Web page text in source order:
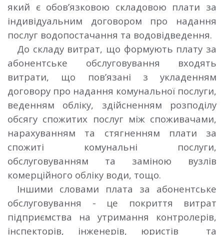
який є обов’язковою складовою плати за
індивідуальним договором про надання
послуг водопостачання та водовідведення.
До складу витрат, що формують плату за
абонентське обслуговування входять
витрати, що пов’язані з укладенням
договору про надання комунальної послуги,
веденням обліку, здійсненням розподілу
обсягу спожитих послуг між споживачами,
нарахуванням та стягненням плати за
спожиті комунальні послуги,
обслуговуванням та заміною вузлів
комерційного обліку води, тощо.
Іншими словами плата за абонентське
обслуговування - це покриття витрат
підприємства на утримання контролерів,
інспекторів, інженерів, юристів та